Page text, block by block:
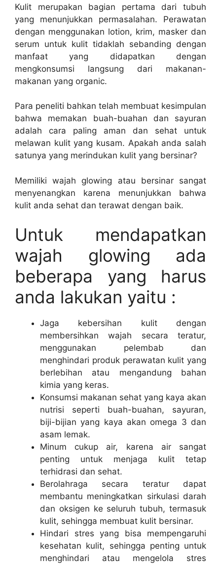
Kulit merupakan bagian pertama dari tubuh
yang menunjukkan permasalahan. Perawatan
dengan menggunakan lotion, krim, masker dan
serum untuk kulit tidaklah sebanding dengan
manfaat yang didapatkan dengan
mengkonsumsi langsung dari makanan-
makanan yang organic.
Para peneliti bahkan telah membuat kesimpulan
bahwa memakan buah-buahan dan sayuran
adalah cara paling aman dan sehat untuk
melawan kulit yang kusam. Apakah anda salah
satunya yang merindukan kulit yang bersinar?
Memiliki wajah glowing atau bersinar sangat
menyenangkan karena menunjukkan bahwa
kulit anda sehat dan terawat dengan baik.
Untuk mendapatkan
wajah glowing ada
beberapa yang harus
anda lakukan yaitu :
Jaga kebersihan kulit dengan
membersihkan wajah secara teratur,
menggunakan pelembab dan
menghindari produk perawatan kulit yang
berlebihan atau mengandung bahan
kimia yang keras.
Konsumsi makanan sehat yang kaya akan
nutrisi seperti buah-buahan, sayuran,
biji-bijian yang kaya akan omega 3 dan
asam lemak.
Minum cukup air, karena air sangat
penting untuk menjaga kulit tetap
terhidrasi dan sehat.
Berolahraga secara teratur dapat
membantu meningkatkan sirkulasi darah
dan oksigen ke seluruh tubuh, termasuk
kulit, sehingga membuat kulit bersinar.
Hindari stres yang bisa mempengaruhi
kesehatan kulit, sehingga penting untuk
menghindari atau mengelola stres